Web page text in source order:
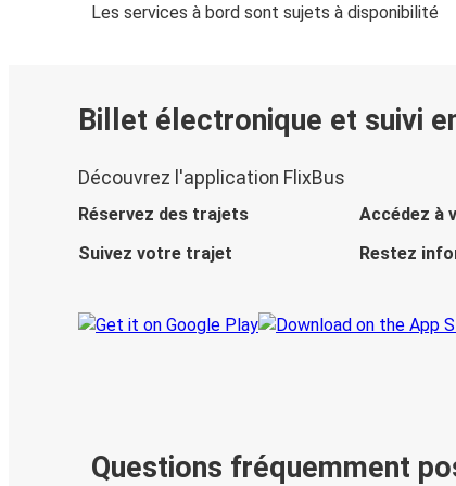
Les services à bord sont sujets à disponibilité
Billet électronique et suivi
Découvrez l'application FlixBus
Réservez des trajets
Accédez à
Suivez votre trajet
Restez
Questions fréquemment